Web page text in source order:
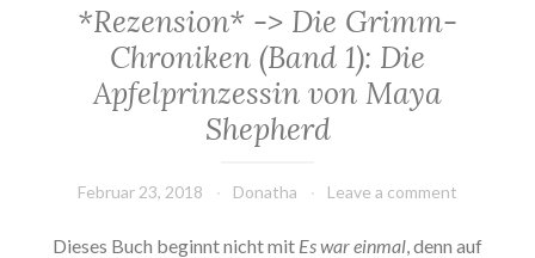
*Rezension* -> Die Grimm-
Chroniken (Band 1): Die
Apfelprinzessin von Maya
Shepherd
Februar 23, 2018 Donatha Leave a comment
Dieses Buch beginnt nicht mit Es war einmal , denn auf